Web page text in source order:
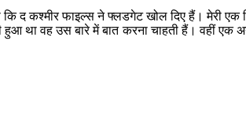
कि द कश्मीर फाइल्स ने फ्लडगेट खोल दिए हैं।
था वह उस बारे में बात करना चाहती हैं। वहीं एक